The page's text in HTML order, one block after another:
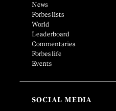
News
Forbes lists
World
Leaderboard
Commentaries
Forbes life
Events
SOCIAL MEDIA